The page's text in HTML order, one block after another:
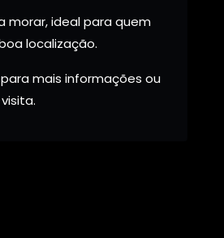
morar, ideal para quem
localização.
mais informações ou